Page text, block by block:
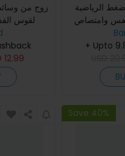
لقوس
لتخفيف
12.99
الرياضية
وامتصاص
وكرة القدم
+ Upto
Save 40%